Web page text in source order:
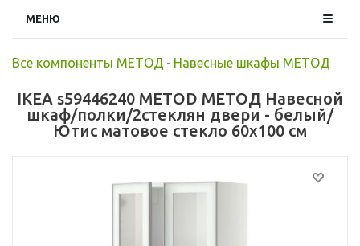
МЕНЮ
Все компоненты МЕТОД - Навесные шкафы МЕТОД
IKEA s59446240 METOD МЕТОД Навесной
шкаф/полки/2стеклян двери - белый/
Ютис матовое стекло 60x100 см